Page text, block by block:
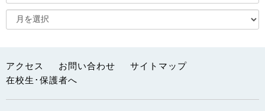
アクセス お問い合わせ
サイトマップ
在校生･保護者へ